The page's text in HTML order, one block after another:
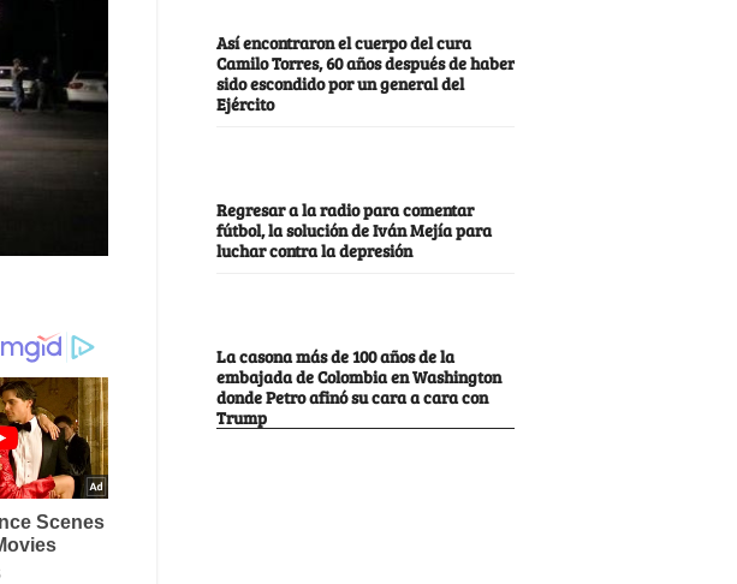
Así encontraron el cuerpo del cura
Camilo Torres, 60 años después de haber
sido escondido por un general del
Ejército
Regresar a la radio para comentar
fútbol, la solución de Iván Mejía para
luchar contra la depresión
La casona más de 100 años de la
embajada de Colombia en Washington
donde Petro afinó su cara a cara con
Trump